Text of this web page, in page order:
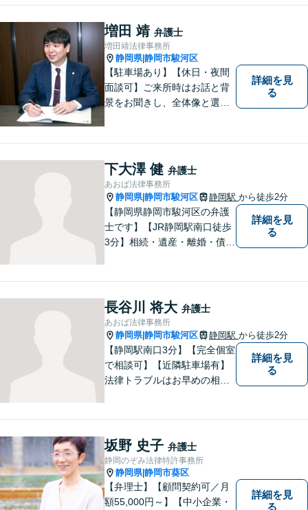
増田 靖 弁護士
増田靖法律事務所
静岡県|静岡市駿河区
【駐車場あり】【休日・夜間
面談可】ご来所時はお話と背
景をお聞きし、全体像と選択
めています。お気軽にご相談
ください。
詳細を見
る
下大澤 健 弁護士
あおば法律事務所
静岡県|静岡市駿河区 静岡駅 から徒歩2分
【静岡県静岡市駿河区の弁護
士です】【JR静岡駅南口徒歩
3分】相続・遺産・離婚・債務
整理など企業に関わる問題を
幅広く取り扱っております。
どうぞお気軽にご相談くださ
い。
詳細を見
る
長谷川 将大 弁護士
あおば法律事務所
静岡県|静岡市駿河区 静岡駅 から徒歩2分
【静岡駅南口3分】【完全個室
で相談可】【近隣駐車場有】
法律トラブルはお早めの相談
境を整えておりますのでぜひ
お気軽にご相談ください。
詳細を見
る
坂野 史子 弁護士
静岡のぞみ法律特許事務所
静岡県|静岡市葵区
【弁理士】【顧問契約可／月
額55,000円～】【中小企業・
詳細を見
る